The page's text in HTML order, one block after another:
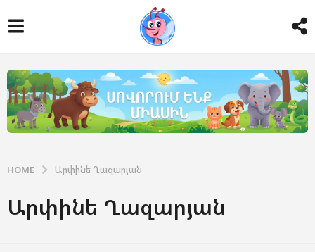
HOME Արփինե Ղազարյան
Արփինե Ղազարյան